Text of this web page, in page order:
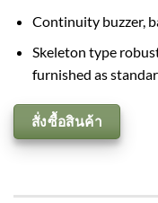
Continuity buzzer,
Skeleton type
furnished as
สั่งซื้อสินค้า